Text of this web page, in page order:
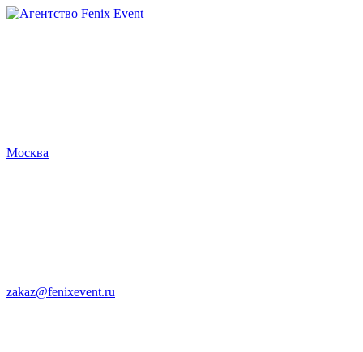
Агентство
Москва
zakaz@fenixevent.ru